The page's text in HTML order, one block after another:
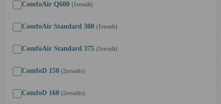
ComfoAir Q600 (1result)
ComfoAir Standard 300 (1result)
ComfoAir Standard 375 (1result)
ComfoD 150 (2results)
ComfoD 160 (2results)